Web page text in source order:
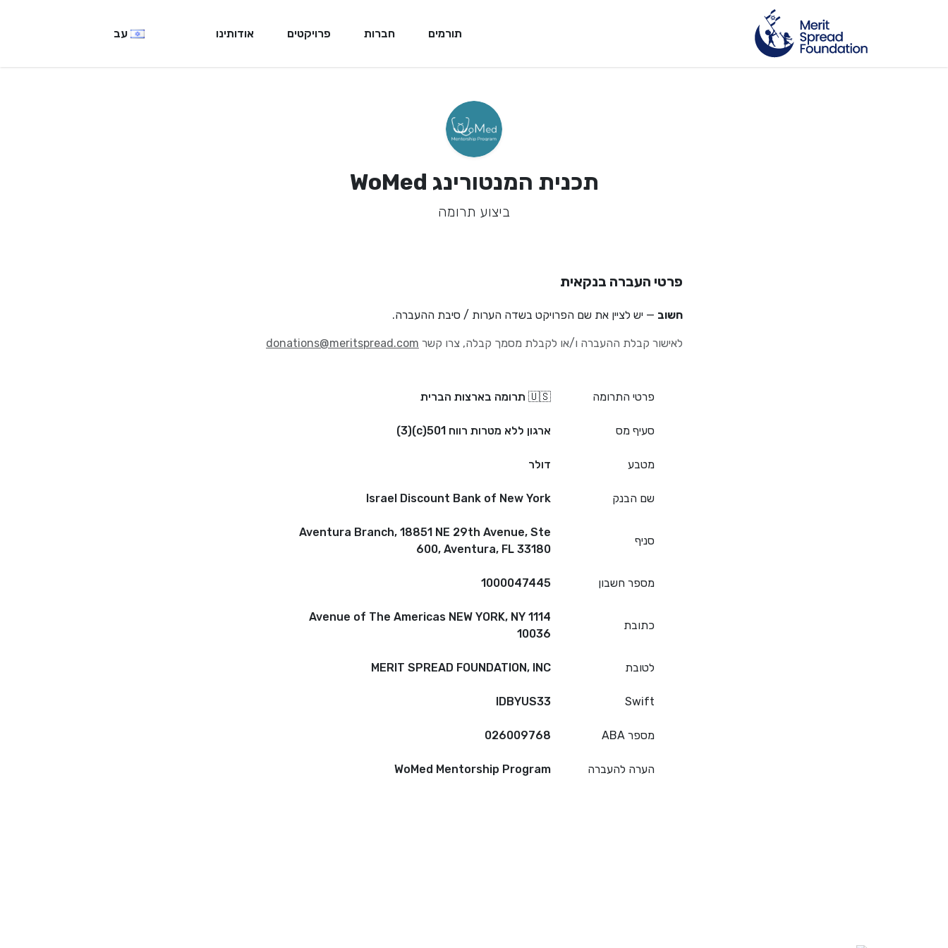
תורמים חברות פרויקטים אודותינו עב
תכנית המנטורינג WoMed
ביצוע תרומה
פרטי העברה בנקאית
חשוב — יש לציין את שם הפרויקט בשדה הערות / סיבת ההעברה.
לאישור קבלת ההעברה ו/או לקבלת מסמך קבלה, צרו קשר donations@meritspread.com
פרטי התרומה 🇺🇸 תרומה בארצות הברית
סעיף מס ארגון ללא מטרות רווח 501(c)(3)
מטבע דולר
שם הבנק Israel Discount Bank of New York
סניף
Aventura Branch, 18851 NE 29th Avenue, Ste
600, Aventura, FL 33180
מספר חשבון 1000047445
כתובת
1114 Avenue of The Americas NEW YORK, NY
10036
לטובת MERIT SPREAD FOUNDATION, INC
Swift
IDBYUS33
מספר ABA 026009768
הערה להעברה WoMed Mentorship Program